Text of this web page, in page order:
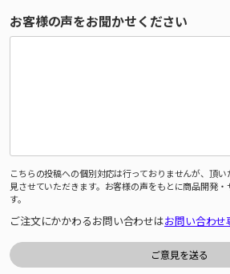
お客様の声をお聞かせください
こちらの投稿への個別対応は行っておりませんが、頂
見させていただきます。お客様の声をもとに商品開発・
す。
ご注文にかかわるお問い合わせはお問い合わせ